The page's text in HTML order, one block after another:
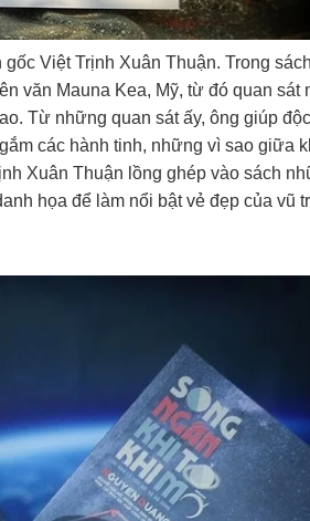
Việt Trịnh Xuân Thuận. Trong
văn Mauna Kea, Mỹ, từ đó quan sát
Từ những quan sát ấy, ông giúp
các hành tinh, những vì sao giữa
Xuân Thuận lồng ghép vào sách
họa để làm nổi bật vẻ đẹp của vũ